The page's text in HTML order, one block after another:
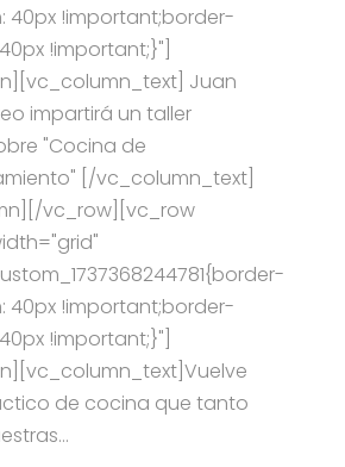
40px !important;border-
!important;}"]
Juan
impartirá un taller
"Cocina de
[/vc_column_text]
vc_row][vc_row
40px !important;border-
!important;}"]
de cocina que tanto